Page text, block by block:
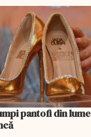
pantofi din